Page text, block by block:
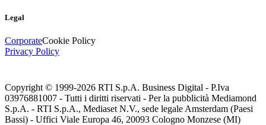
Legal
CorporateCookie Policy
Privacy Policy
Copyright © 1999-2026 RTI S.p.A. Business Digital - P.Iva
03976881007 - Tutti i diritti riservati - Per la pubblicità Mediamond
S.p.A. - RTI S.p.A., Mediaset N.V., sede legale Amsterdam (Paesi
Bassi) - Uffici Viale Europa 46, 20093 Cologno Monzese (MI)